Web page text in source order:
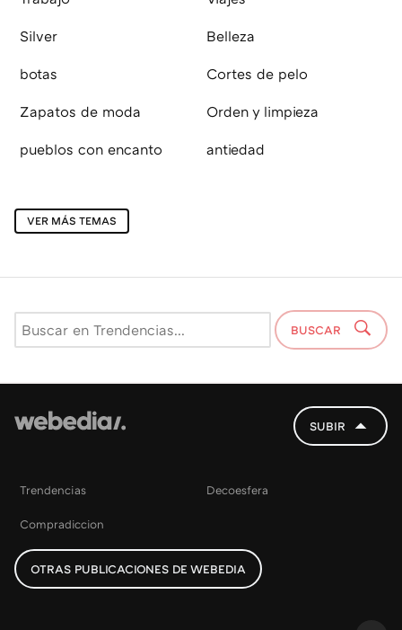
Silver Belleza
botas Cortes de pelo
Zapatos de moda Orden y limpieza
pueblos con encanto antiedad
VER MÁS TEMAS
BUSCAR
SUBIR
Trendencias Decoesfera
Compradiccion
OTRAS PUBLICACIONES DE WEBEDIA